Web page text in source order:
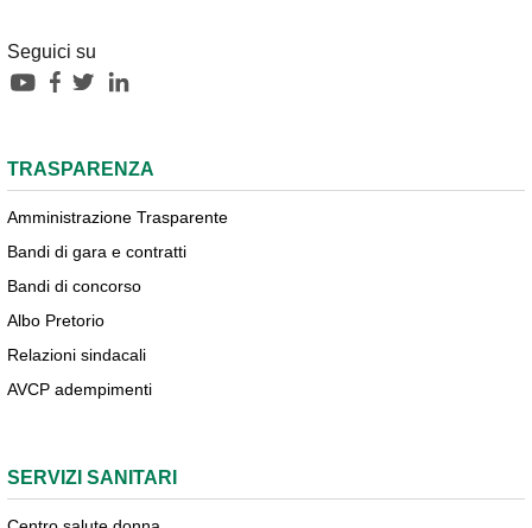
Seguici su
TRASPARENZA
Amministrazione Trasparente
Bandi di gara e contratti
Bandi di concorso
Albo Pretorio
Relazioni sindacali
AVCP adempimenti
SERVIZI SANITARI